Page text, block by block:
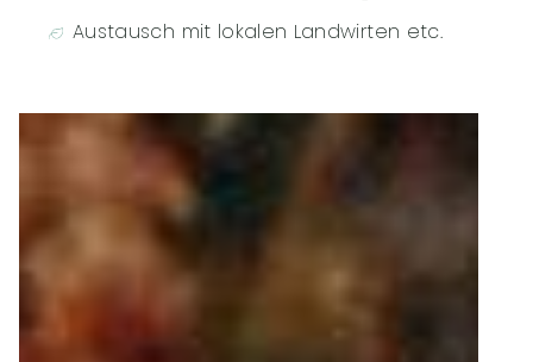
Austausch mit lokalen Landwirten etc.